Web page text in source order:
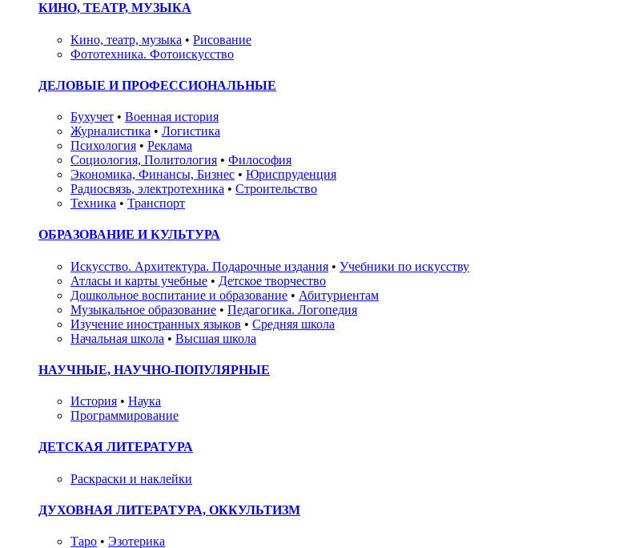
КИНО, ТЕАТР, МУЗЫКА
Кино, театр, музыка • Рисование
Фототехника. Фотоискусство
ДЕЛОВЫЕ И ПРОФЕССИОНАЛЬНЫЕ
Бухучет • Военная история
Журналистика • Логистика
Психология • Реклама
Социология, Политология • Философия
Экономика, Финансы, Бизнес • Юриспруденция
Радиосвязь, электротехника • Строительство
Техника • Транспорт
ОБРАЗОВАНИЕ И КУЛЬТУРА
Искусство. Архитектура. Подарочные издания • Учебники по искусству
Атласы и карты учебные • Детское творчество
Дошкольное воспитание и образование • Абитуриентам
Музыкальное образование • Педагогика. Логопедия
Изучение иностранных языков • Средняя школа
Начальная школа • Высшая школа
НАУЧНЫЕ, НАУЧНО-ПОПУЛЯРНЫЕ
История • Наука
Программирование
ДЕТСКАЯ ЛИТЕРАТУРА
Раскраски и наклейки
ДУХОВНАЯ ЛИТЕРАТУРА, ОККУЛЬТИЗМ
Таро • Эзотерика